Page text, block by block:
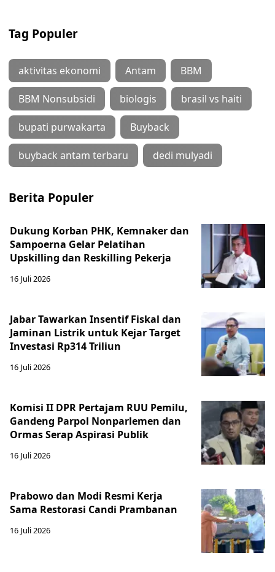
Tag Populer
aktivitas ekonomi Antam BBM
BBM Nonsubsidi biologis brasil vs haiti
bupati purwakarta Buyback
buyback antam terbaru dedi mulyadi
Berita Populer
Dukung Korban PHK, Kemnaker dan
Sampoerna Gelar Pelatihan
Upskilling dan Reskilling Pekerja
16 Juli 2026
Jabar Tawarkan Insentif Fiskal dan
Jaminan Listrik untuk Kejar Target
Investasi Rp314 Triliun
16 Juli 2026
Komisi II DPR Pertajam RUU Pemilu,
Gandeng Parpol Nonparlemen dan
Ormas Serap Aspirasi Publik
16 Juli 2026
Prabowo dan Modi Resmi Kerja
Sama Restorasi Candi Prambanan
16 Juli 2026